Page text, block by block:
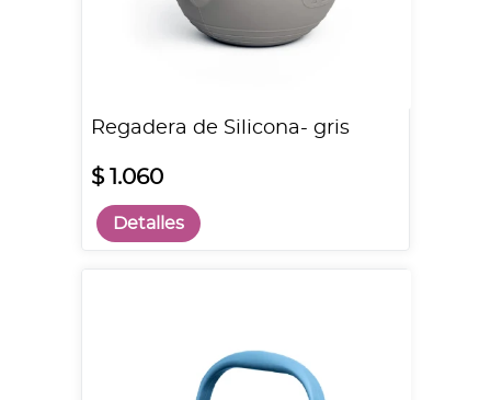
Regadera de Silicona- gris
$ 1.060
Detalles